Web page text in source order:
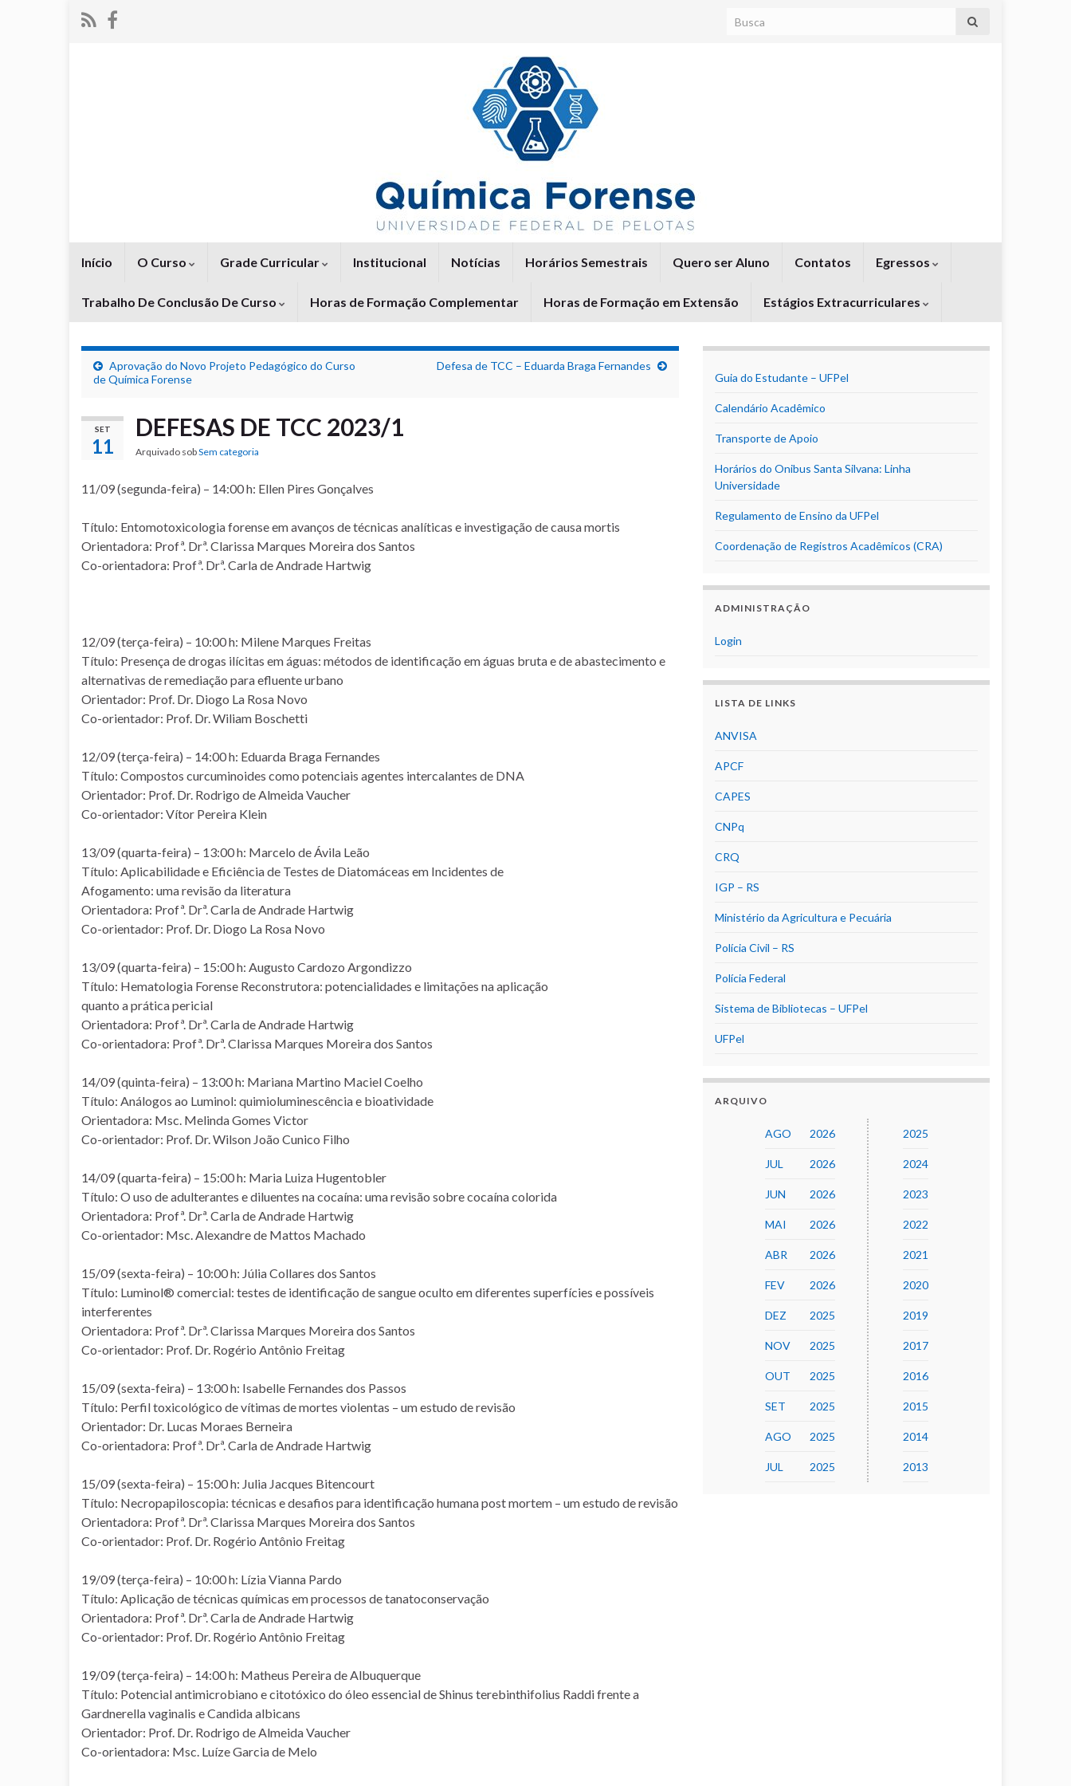
Search for:
Início O Curso Grade Curricular Institucional Notícias Horários Semestrais Quero ser Aluno Contatos Egressos
Trabalho De Conclusão De Curso Horas de Formação Complementar Horas de Formação em Extensão Estágios Extracurriculares
Aprovação do Novo Projeto Pedagógico do Curso
de Química Forense
Defesa de TCC – Eduarda Braga Fernandes
SET
11
DEFESAS DE TCC 2023/1
Arquivado sobSem categoria
11/09 (segunda-feira) – 14:00 h: Ellen Pires Gonçalves
Título: Entomotoxicologia forense em avanços de técnicas analíticas e investigação de causa mortis
Orientadora: Profª. Drª. Clarissa Marques Moreira dos Santos
Co-orientadora: Profª. Drª. Carla de Andrade Hartwig
12/09 (terça-feira) – 10:00 h: Milene Marques Freitas
Título: Presença de drogas ilícitas em águas: métodos de identificação em águas bruta e de abastecimento e
alternativas de remediação para efluente urbano
Orientador: Prof. Dr. Diogo La Rosa Novo
Co-orientador: Prof. Dr. Wiliam Boschetti
12/09 (terça-feira) – 14:00 h: Eduarda Braga Fernandes
Título: Compostos curcuminoides como potenciais agentes intercalantes de DNA
Orientador: Prof. Dr. Rodrigo de Almeida Vaucher
Co-orientador: Vítor Pereira Klein
13/09 (quarta-feira) – 13:00 h: Marcelo de Ávila Leão
Título: Aplicabilidade e Eficiência de Testes de Diatomáceas em Incidentes de
Afogamento: uma revisão da literatura
Orientadora: Profª. Drª. Carla de Andrade Hartwig
Co-orientador: Prof. Dr. Diogo La Rosa Novo
13/09 (quarta-feira) – 15:00 h: Augusto Cardozo Argondizzo
Título: Hematologia Forense Reconstrutora: potencialidades e limitações na aplicação
quanto a prática pericial
Orientadora: Profª. Drª. Carla de Andrade Hartwig
Co-orientadora: Profª. Drª. Clarissa Marques Moreira dos Santos
14/09 (quinta-feira) – 13:00 h: Mariana Martino Maciel Coelho
Título: Análogos ao Luminol: quimioluminescência e bioatividade
Orientadora: Msc. Melinda Gomes Victor
Co-orientador: Prof. Dr. Wilson João Cunico Filho
14/09 (quarta-feira) – 15:00 h: Maria Luiza Hugentobler
Título: O uso de adulterantes e diluentes na cocaína: uma revisão sobre cocaína colorida
Orientadora: Profª. Drª. Carla de Andrade Hartwig
Co-orientador: Msc. Alexandre de Mattos Machado
15/09 (sexta-feira) – 10:00 h: Júlia Collares dos Santos
Título: Luminol® comercial: testes de identificação de sangue oculto em diferentes superfícies e possíveis
interferentes
Orientadora: Profª. Drª. Clarissa Marques Moreira dos Santos
Co-orientador: Prof. Dr. Rogério Antônio Freitag
15/09 (sexta-feira) – 13:00 h: Isabelle Fernandes dos Passos
Título: Perfil toxicológico de vítimas de mortes violentas – um estudo de revisão
Orientador: Dr. Lucas Moraes Berneira
Co-orientadora: Profª. Drª. Carla de Andrade Hartwig
15/09 (sexta-feira) – 15:00 h: Julia Jacques Bitencourt
Título: Necropapiloscopia: técnicas e desafios para identificação humana post mortem – um estudo de revisão
Orientadora: Profª. Drª. Clarissa Marques Moreira dos Santos
Co-orientador: Prof. Dr. Rogério Antônio Freitag
19/09 (terça-feira) – 10:00 h: Lízia Vianna Pardo
Título: Aplicação de técnicas químicas em processos de tanatoconservação
Orientadora: Profª. Drª. Carla de Andrade Hartwig
Co-orientador: Prof. Dr. Rogério Antônio Freitag
19/09 (terça-feira) – 14:00 h: Matheus Pereira de Albuquerque
Título: Potencial antimicrobiano e citotóxico do óleo essencial de Shinus terebinthifolius Raddi frente a
Gardnerella vaginalis e Candida albicans
Orientador: Prof. Dr. Rodrigo de Almeida Vaucher
Co-orientadora: Msc. Luíze Garcia de Melo
Guia do Estudante – UFPel
Calendário Acadêmico
Transporte de Apoio
Horários do Onibus Santa Silvana: Linha
Universidade
Regulamento de Ensino da UFPel
Coordenação de Registros Acadêmicos (CRA)
ADMINISTRAÇÃO
Login
LISTA DE LINKS
ANVISA
APCF
CAPES
CNPq
CRQ
IGP – RS
Ministério da Agricultura e Pecuária
Polícia Civil – RS
Polícia Federal
Sistema de Bibliotecas – UFPel
UFPel
ARQUIVO
AGO 2026
JUL 2026
JUN 2026
MAI 2026
ABR 2026
FEV 2026
DEZ 2025
NOV 2025
OUT 2025
SET 2025
AGO 2025
JUL 2025
2025
2024
2023
2022
2021
2020
2019
2017
2016
2015
2014
2013